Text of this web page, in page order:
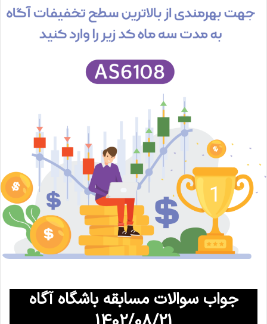
جواب سوالات مسابقه باشگاه آگاه